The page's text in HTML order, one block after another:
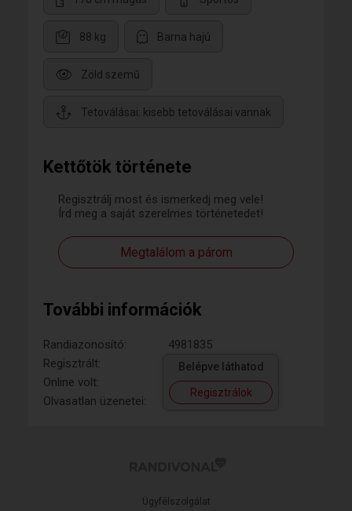
Kettőtök története
Regisztrálj most és ismerkedj meg vele!
Írd meg a saját szerelmes történetedet!
Megtalálom a párom
További információk
Randiazonosító:
4981835
Regisztrált:
Online volt:
Olvasatlan üzenetei:
Belépve láthatod
Regisztrálok
88 kg Barna hajú
Zöld szemű
Tetoválásai: kisebb tetoválásai vannak
Ügyfélszolgálat